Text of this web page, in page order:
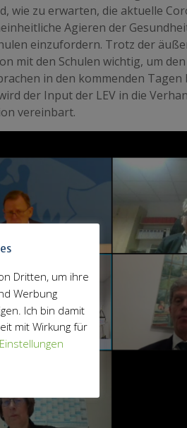
wie zu erwarten, die aktuelle
Agieren der
einzufordern. Trotz der
mit den Schulen wichtig, um
in den kommenden Tagen
der Input der LEV in die
vereinbart.
Dritten, um ihre
Werbung
Ich bin damit
mit Wirkung für